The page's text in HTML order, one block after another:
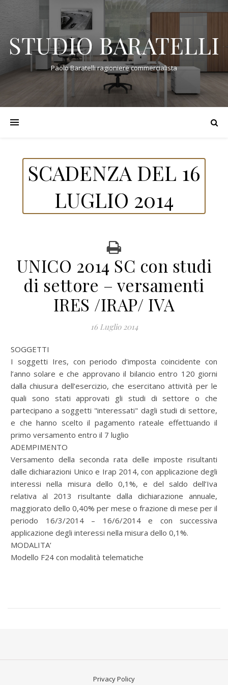
STUDIO BARATELLI
Paolo Baratelli ragioniere commercialista
SCADENZA DEL 16
LUGLIO 2014
UNICO 2014 SC con studi
di settore – versamenti
IRES /IRAP/ IVA
16 Luglio 2014
SOGGETTI
I soggetti Ires, con periodo d’imposta coincidente con
l’anno solare e che approvano il bilancio entro 120 giorni
dalla chiusura dell’esercizio, che esercitano attività per le
quali sono stati approvati gli studi di settore o che
partecipano a soggetti "interessati" dagli studi di settore,
e che hanno scelto il pagamento rateale effettuando il
primo versamento entro il 7 luglio
ADEMPIMENTO
Versamento della seconda rata delle imposte risultanti
dalle dichiarazioni Unico e Irap 2014, con applicazione degli
interessi nella misura dello 0,1%, e del saldo dell’Iva
relativa al 2013 risultante dalla dichiarazione annuale,
maggiorato dello 0,40% per mese o frazione di mese per il
periodo 16/3/2014 – 16/6/2014 e con successiva
applicazione degli interessi nella misura dello 0,1%.
MODALITA’
Modello F24 con modalità telematiche
Privacy Policy